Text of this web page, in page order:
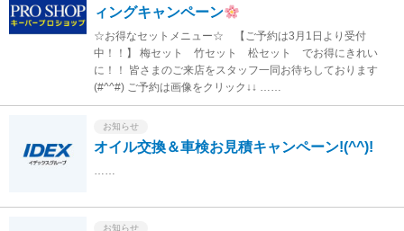
ィングキャンペーン
☆お得なセットメニュー☆ 【ご予約は3月1日より受付
中！！】 梅セット 竹セット 松セット でお得にきれい
に！！ 皆さまのご来店をスタッフ一同お待ちしております
(#^^#) ご予約は画像をクリック↓↓ ……
お知らせ
オイル交換＆車検お見積キャンペーン!(^^)!
……
お知らせ